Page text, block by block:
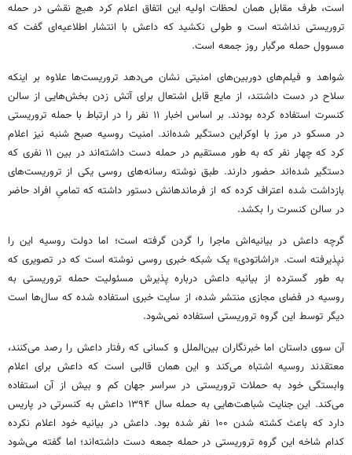
است، طرف مقابل همان لحظات اولیه این اتفاق اعلام کرد هیچ نقشی در حمله
تروریستی نداشته است و طولی نکشید که داعش با انتشار اطلاعیه‌ای گفت که
مسوول حمله مرگبار روز جمعه است.
شواهد و فیلم‌های دوربین‌های امنیتی نشان می‌دهد تروریست‌ها علاوه بر اینکه
سلاح در دست داشتند، از مایع قابل اشتعال برای آتش زدن بخش‌هایی از سالن
کنسرت استفاده کرده بودند. بر اساس اخبار ۱۱ نفر را در ارتباط با حمله تروریستی
در مسکو در مرز با اوکراین دستگیر شده‌اند. امنیت روسیه صبح شنبه نیز اعلام
کرد که چهار نفر که به طور مستقیم در حمله دست داشته‌اند در بین ۱۱ نفری که
دستگیر شده‌اند حضور دارند. طبق نوشته رسانه‌های روسی یکی از تروریست‌های
بازداشت شده اعتراف کرده که از فرماندهانش دستور داشته که تمامیِ افراد حاضر
در سالن کنسرت را بکشد.
گرچه داعش در بیانیه‌اش ماجرا را گردن گرفته است؛ اما دولت روسیه این را
نپذیرفته است. «راشاتودی» یک شبکه خبری روسی نوشته است که در تصویری که
به طور گسترده از بیانیه داعش درباره پذیرش مسئولیت حمله تروریستی به
روسیه در فضای مجازی منتشر شده، از سایت خبری استفاده شده که سال‌ها است
دیگر توسط این گروه تروریستی استفاده نمی‌شود.
آن سوی داستان اما خبرنگاران بین‌الملل و کسانی که رفتار داعش را رصد می‌کنند،
معتقدند روسیه اشتباه می‌کند و این همان قالبی است که داعش برای اعلام
وابستگی خود به حملات تروریستی در سراسر جهان کم و بیش از آن استفاده
می‌کند. این جنایت شباهت‌هایی به حمله سال ۱۳۹۴ داعش به کنسرتی در پاریس
دارد که باعث کشته شدن ۱۰۰ نفر شده بود. داعش در بیانیه خود اعلام نکرده
کدام شاخه این گروه تروریستی در حمله جمعه دست داشته‌اند؛ اما گفته می‌شود